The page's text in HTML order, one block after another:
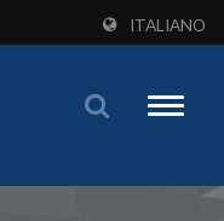
ITALIANO
Toggle